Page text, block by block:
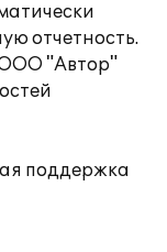
отчетность.
ООО "Автор"
поддержка